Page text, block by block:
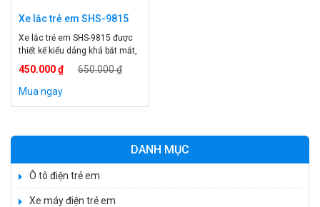
Xe lắc trẻ em SHS-9815
Xe lắc trẻ em SHS-9815 được
thiết kế kiểu dáng khá bắt mắt,
chất nhựa chắc chắn, an toàn
cho bé. Cho bé chơi xe giúp
cho đôi chân bé cứng cáp, đôi
450.000 ₫
650.000 ₫
Mua ngay
DANH MỤC
Ô tô điện trẻ em
Xe máy điện trẻ em